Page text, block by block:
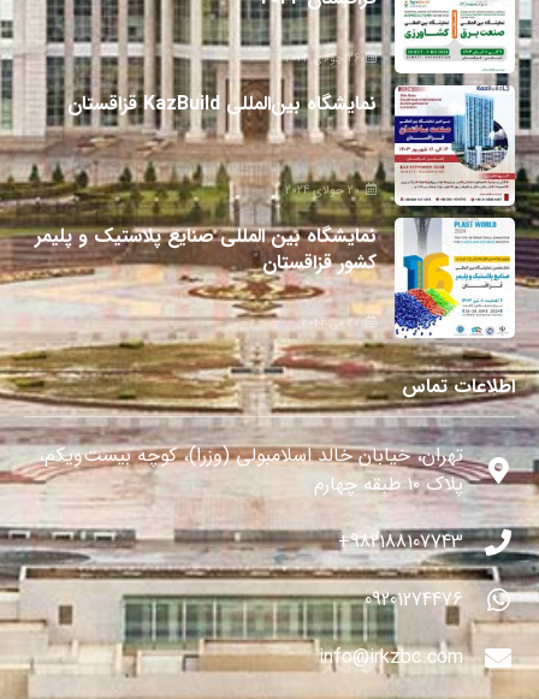
26 جولای 2024
نمایشگاه بین‌المللی KazBuild قزاقستان
20 جولای 2024
نمایشگاه بین المللی صنایع پلاستیک و پلیمر
کشور قزاقستان
27 می 2024
اطلاعات تماس
تهران، خیابان خالد اسلامبولی (وزرا)، کوچه بیست‌ویکم،
پلاک ۱۰ طبقه چهارم
982188107743+
09201274476
info@irkzbc.com